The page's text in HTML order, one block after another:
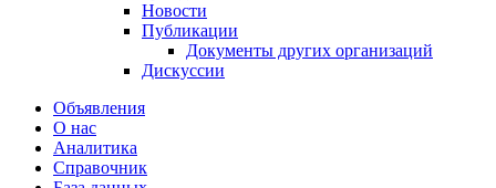
Новости
Публикации
Документы других организаций
Дискуссии
Объявления
О нас
Аналитика
Справочник